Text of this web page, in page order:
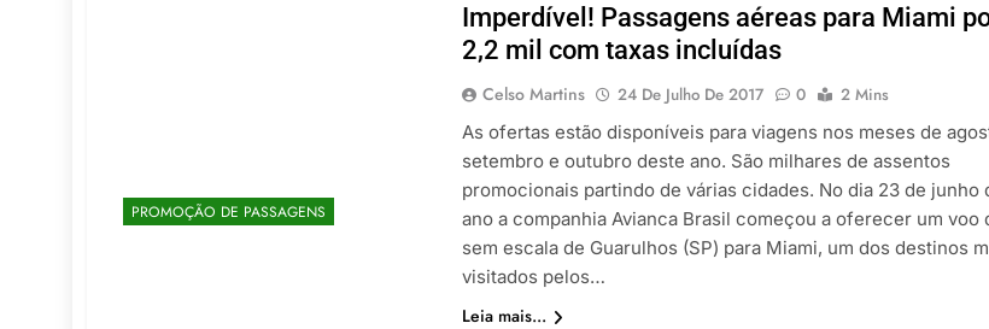
PROMOÇÃO DE PASSAGENS
Imperdível! Passagens aéreas para Miami
2,2 mil com taxas incluídas
Celso Martins 24 De Julho De 2017 0
2 Mins
As ofertas estão disponíveis para viagens nos meses de
setembro e outubro deste ano. São milhares de assentos
promocionais partindo de várias cidades. No dia 23 de junho
ano a companhia Avianca Brasil começou a oferecer um voo
sem escala de Guarulhos (SP) para Miami, um dos destinos
visitados pelos…
Leia mais...